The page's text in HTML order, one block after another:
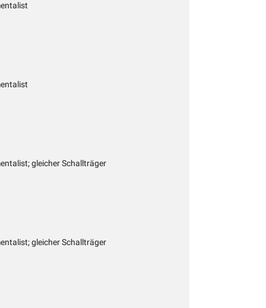
gleicher Schallträger
gleicher Schallträger